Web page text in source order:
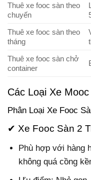
Thuê xe fooc sàn theo
chuyến
Thuê xe fooc sàn theo
tháng
Thuê xe fooc sàn chở
container
Các Loại Xe
Phân Loại Xe Fooc
✔ Xe Fooc Sàn 2
Phù hợp với hàng
không quá cồng